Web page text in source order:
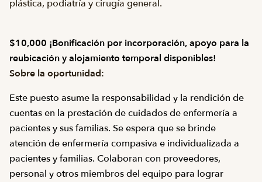
plástica, podiatría y cirugía general.
$10,000 ¡Bonificación por incorporación, apoyo para la
reubicación y alojamiento temporal disponibles!
Sobre la oportunidad:
Este puesto asume la responsabilidad y la rendición de
cuentas en la prestación de cuidados de enfermería a
pacientes y sus familias. Se espera que se brinde
atención de enfermería compasiva e individualizada a
pacientes y familias. Colaboran con proveedores,
personal y otros miembros del equipo para lograr